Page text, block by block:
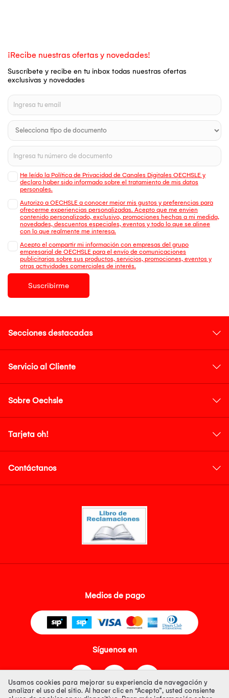
¡Recibe nuestras ofertas y novedades!
Suscríbete y recibe en tu inbox todas nuestras ofertas
exclusivas y novedades
He leído la Política de Privacidad de Canales Digitales OECHSLE y
declaro haber sido informado sobre el tratamiento de mis datos
personales.
Autorizo a OECHSLE a conocer mejor mis gustos y preferencias para
ofrecerme experiencias personalizadas. Acepto que me envien
contenido personalizado, exclusivo, promociones hechas a mi medida,
novedades, descuentos especiales, eventos y todo lo que se alinee
con lo que realmente me interesa.
Acepto el compartir mi información con empresas del grupo
empresarial de OECHSLE para el envío de comunicaciones
publicitarias sobre sus productos, servicios, promociones, eventos y
otras actividades comerciales de interés.
Suscribirme
Secciones destacadas
Servicio al Cliente
Sobre Oechsle
Tarjeta oh!
Contáctanos
Medios de pago
Síguenos en
Usamos cookies para mejorar su experiencia de navegación y
analizar el uso del sitio. Al hacer clic en “Acepto”, usted consiente